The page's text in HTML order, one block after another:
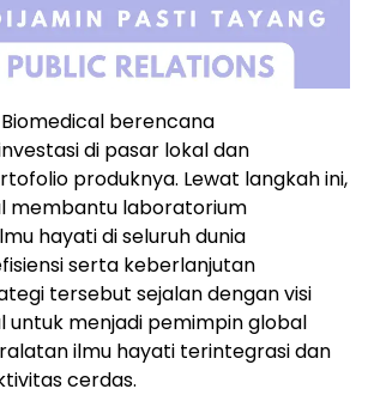
berencana
di pasar lokal dan
produknya. Lewat langkah ini,
membantu laboratorium
hayati di seluruh dunia
serta keberlanjutan
tersebut sejalan dengan visi
untuk menjadi pemimpin global
ilmu hayati terintegrasi dan
cerdas.